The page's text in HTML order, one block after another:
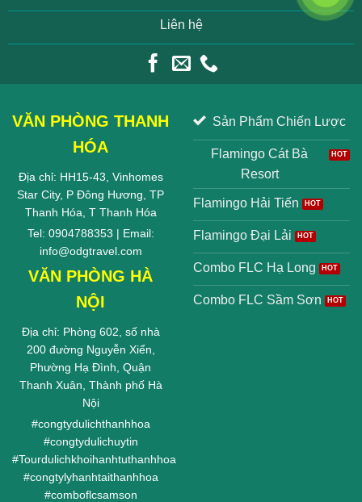
Liên hệ
VĂN PHÒNG THANH
HÓA
Địa chỉ: HH15-43, Vinhomes
Star City, P Đông Hương, TP
Thanh Hóa, T Thanh Hóa
Tel: 0904788353 | Email:
info@odgtravel.com
VĂN PHÒNG HÀ
NỘI
Địa chỉ: Phòng 602, số nhà
200 đường Nguyễn Xiển,
Phường Hạ Đình, Quận
Thanh Xuân, Thành phố Hà
Nội
#congtydulichthanhhoa
#congtydulichuytin
#Tourdulichkhoihanhtuthanhhoa
#congtylyhanhtaithanhhoa
#comboflcsamson
Sản Phẩm Chiến Lược
Flamingo Cát Bà
Resort
Flamingo Hải Tiến
Flamingo Đại Lải
Combo FLC Hạ Long
Combo FLC Sầm Sơn